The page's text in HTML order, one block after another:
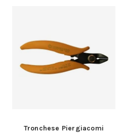
Tronchese Piergiacomi